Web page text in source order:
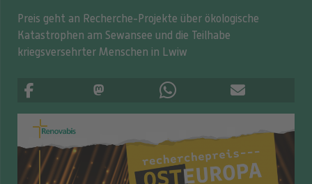
Preis geht an Recherche-Projekte über ökologische
Katastrophen am Sewansee und die Teilhabe
kriegsversehrter Menschen in Lwiw